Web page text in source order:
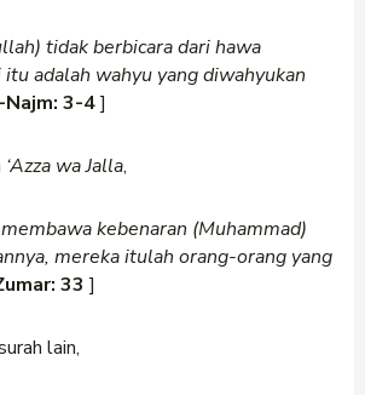
tidak berbicara dari hawa
adalah wahyu yang diwahyukan
3-4]
‘Azza wa Jalla,
kebenaran (Muhammad)
mereka itulah orang-orang yang
33 ]
lain,